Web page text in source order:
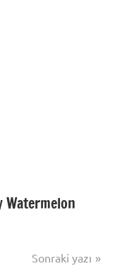
Watermelon
Sonraki yazı